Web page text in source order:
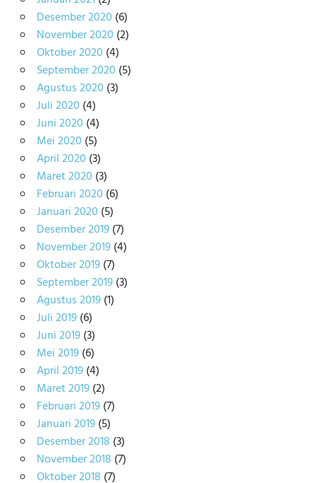
Desember 2020 (6)
November 2020 (2)
Oktober 2020 (4)
September 2020 (5)
Agustus 2020 (3)
Juli 2020 (4)
Juni 2020 (4)
Mei 2020 (5)
April 2020 (3)
Maret 2020 (3)
Februari 2020 (6)
Januari 2020 (5)
Desember 2019(7)
November 2019(4)
Oktober 2019(7)
September 2019(3)
Agustus 2019(1)
Juli 2019(6)
Juni 2019(3)
Mei 2019(6)
April 2019(4)
Maret 2019(2)
Februari 2019(7)
Januari 2019(5)
Desember 2018 (3)
November 2018 (7)
Oktober 2018 (7)